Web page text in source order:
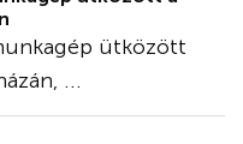
ütközött
...